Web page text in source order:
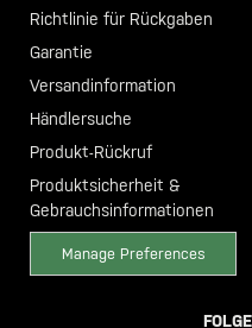
Richtlinie für Rückgaben
Garantie
Versandinformation
Händlersuche
Produkt-Rückruf
Produktsicherheit &
Gebrauchsinformationen
Manage Preferences